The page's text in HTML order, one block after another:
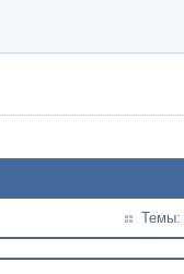
Темы: